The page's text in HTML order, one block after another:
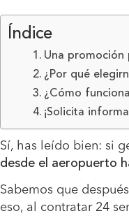
Índice
Una promoción
¿Por qué
¿Cómo
¡Solicita
Sí, has leído bien: si
desde el aeropuerto
Sabemos que
eso, al contratar 24